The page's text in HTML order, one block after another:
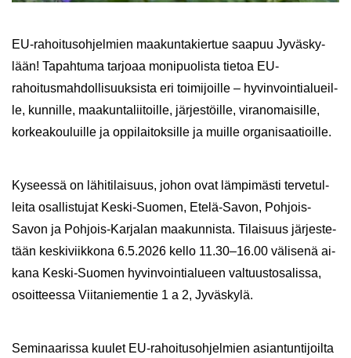
EU-​rahoitusohjelmien maa­kun­ta­kier­tue saa­puu Jy­väs­ky­
lään! Ta­pah­tu­ma tar­jo­aa mo­ni­puo­lis­ta tie­toa EU-​
rahoitusmahdollisuuksista eri toi­mi­joil­le – hy­vin­voin­tia­lueil­
le, kun­nil­le, maa­kun­ta­lii­toil­le, jär­jes­töil­le, vi­ran­omai­sil­le,
kor­kea­kou­luil­le ja op­pi­lai­tok­sil­le ja muil­le or­ga­ni­saa­tioil­le.
Ky­sees­sä on lä­hi­ti­lai­suus, johon ovat läm­pi­mäs­ti ter­ve­tul­
lei­ta osal­lis­tu­jat Keski-​Suomen, Etelä-​Savon, Pohjois-​
Savon ja Pohjois-​Karjalan maa­kun­nis­ta. Ti­lai­suus jär­jes­te­
tään kes­ki­viik­ko­na 6.5.2026 kello 11.30–16.00 vä­li­se­nä ai­
ka­na Keski-​Suomen hy­vin­voin­tia­lu­een val­tuus­to­sa­lis­sa,
osoit­tees­sa Vii­ta­nie­men­tie 1 a 2, Jy­väs­ky­lä.
Se­mi­naa­ris­sa kuu­let EU-​rahoitusohjelmien asian­tun­ti­joil­ta